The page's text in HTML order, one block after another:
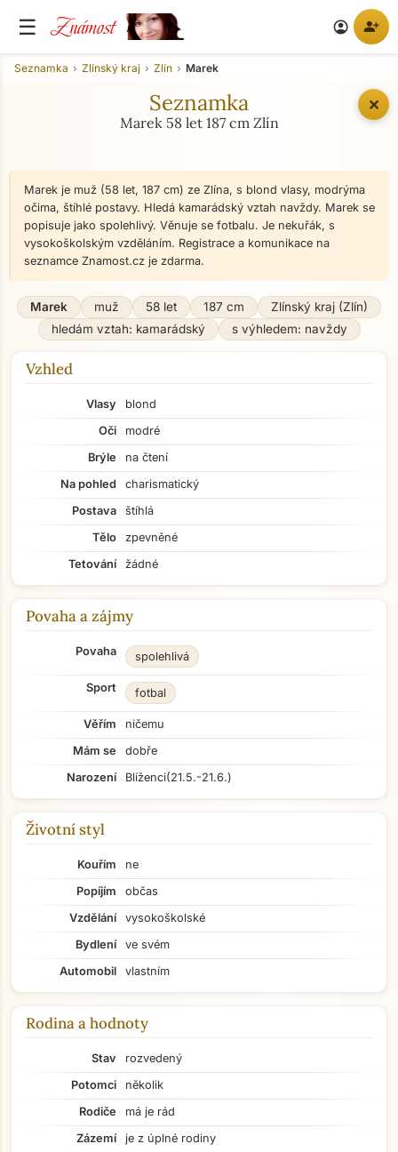
☰ Známost account_circle person_add
✕
Seznamka Zlínský kraj Zlín Marek
Seznamka
Marek 58 let 187 cm Zlín
Marek je muž (58 let, 187 cm) ze Zlína, s blond vlasy, modrýma
očima, štíhlé postavy. Hledá kamarádský vztah navždy. Marek se
popisuje jako spolehlivý. Věnuje se fotbalu. Je nekuřák, s
vysokoškolským vzděláním. Registrace a komunikace na
seznamce Znamost.cz je zdarma.
Marek muž 58 let 187 cm
Zlínský kraj (Zlín)
hledám vztah: kamarádský
s výhledem: navždy
Vzhled
Vlasy
blond
Oči
modré
Brýle
na čtení
Na pohled
charismatický
Postava
štíhlá
Tělo
zpevněné
Tetování
žádné
Povaha a zájmy
Povaha spolehlivá
Sport fotbal
Věřím
ničemu
Mám se
dobře
Narození
Blíženci(21.5.-21.6.)
Životní styl
Kouřím
ne
Popíjím
občas
Vzdělání
vysokoškolské
Bydlení
ve svém
Automobil
vlastním
Rodina a hodnoty
Stav
rozvedený
Potomci
několik
Rodiče
má je rád
Zázemí
je z úplné rodiny